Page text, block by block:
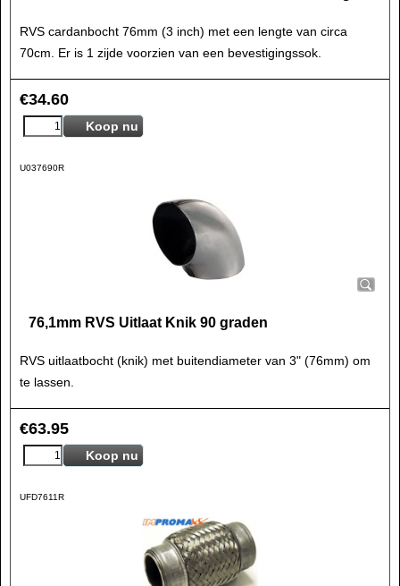
RVS cardanbocht 76mm (3 inch) met een lengte van circa
70cm. Er is 1 zijde voorzien van een bevestigingssok.
€34.60
Koop nu
U037690R
76,1mm RVS Uitlaat Knik 90 graden
RVS uitlaatbocht (knik) met buitendiameter van 3" (76mm) om
te lassen.
€63.95
Koop nu
UFD7611R